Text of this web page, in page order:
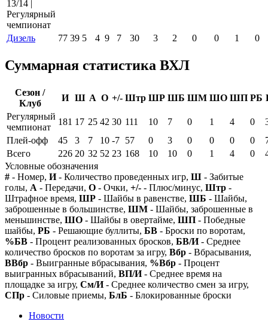
13/14 |
Регулярный
чемпионат
Дизель
77 39 5 4 9 7 30 3 2 0 0 1 0
Суммарная статистика ВХЛ
Сезон /
Клуб
И Ш А О +/- Штр ШР ШБ ШМ ШО ШП РБ
Регулярный
чемпионат
181 17 25 42 30 111 10 7 0 1 4 0
Плей-офф
45 3 7 10 -7 57 0 3 0 0 0 0
Всего
226 20 32 52 23 168 10 10 0 1 4 0
Условные обозначения
# - Номер, И- Количество проведенных игр, Ш - Забитые
голы, А - Передачи, О - Очки, +/- - Плюс/минус, Штр -
Штрафное время, ШР - Шайбы в равенстве, ШБ - Шайбы,
заброшенные в большинстве, ШМ - Шайбы, заброшенные в
меньшинстве, ШО - Шайбы в овертайме, ШП - Победные
шайбы, РБ - Решающие буллиты, БВ - Броски по воротам,
%БВ - Процент реализованных бросков, БВ/И- Среднее
количество бросков по воротам за игру, Вбр - Вбрасывания,
ВВбр - Выигранные вбрасывания, %Вбр - Процент
выигранных вбрасываний, ВП/И- Среднее время на
площадке за игру, См/И- Среднее количество смен за игру,
СПр - Силовые приемы, БлБ - Блокированные броски
Новости